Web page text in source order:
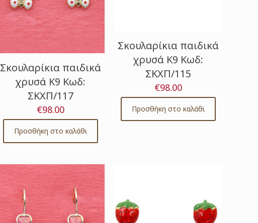
Σκουλαρίκια παιδικά
χρυσά Κ9 Κωδ:
ΣΚΧΠ/117
€98.00
Προσθήκη στο καλάθι
Σκουλαρίκια παιδικά
χρυσά Κ9 Κωδ:
ΣΚΧΠ/115
€98.00
Προσθήκη στο καλάθι